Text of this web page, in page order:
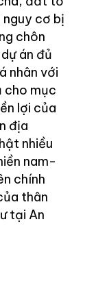
nguy cơ bị
chôn
án đủ
nhân với
cho mục
lợi của
địa
nhiều
nam-
chính
thân
tại An